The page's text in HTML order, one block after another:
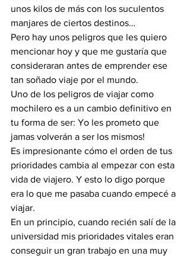
unos kilos de más con los suculentos
manjares de ciertos destinos…
Pero hay unos peligros que les quiero
mencionar hoy y que me gustaría que
consideraran antes de emprender ese
tan soñado viaje por el mundo.
Uno de los peligros de viajar como
mochilero es a un cambio definitivo en
tu forma de ser: Yo les prometo que
jamas volverán a ser los mismos!
Es impresionante cómo el orden de tus
prioridades cambia al empezar con esta
vida de viajero. Y esto lo digo porque
era lo que me pasaba cuando empecé a
viajar.
En un principio, cuando recién salí de la
universidad mis prioridades vitales eran
conseguir un gran trabajo en una muy